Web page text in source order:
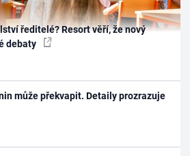
ředitelé? Resort věří, že nový
debaty
může překvapit. Detaily prozrazuje